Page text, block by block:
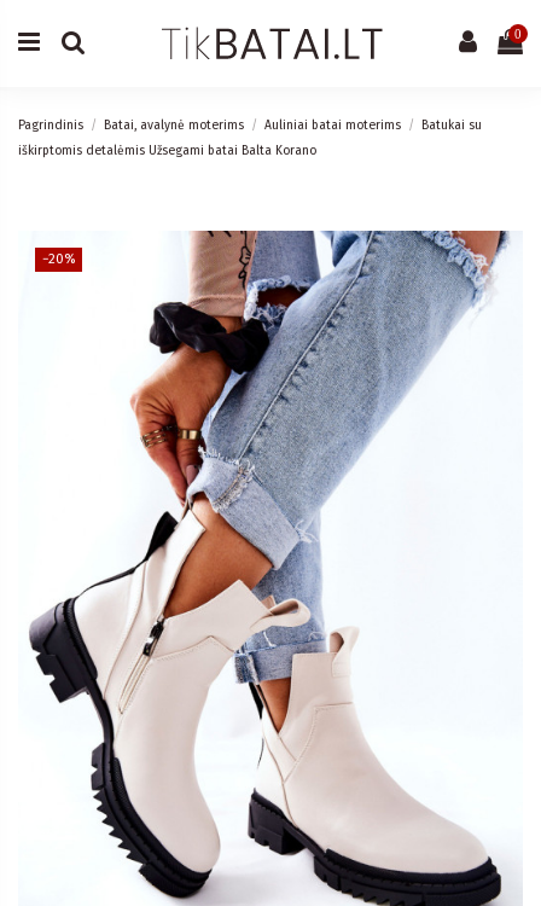
0
Pagrindinis Batai, avalynė moterims Auliniai batai moterims
Batukai su
iškirptomis detalėmis Užsegami batai Balta Korano
−20%